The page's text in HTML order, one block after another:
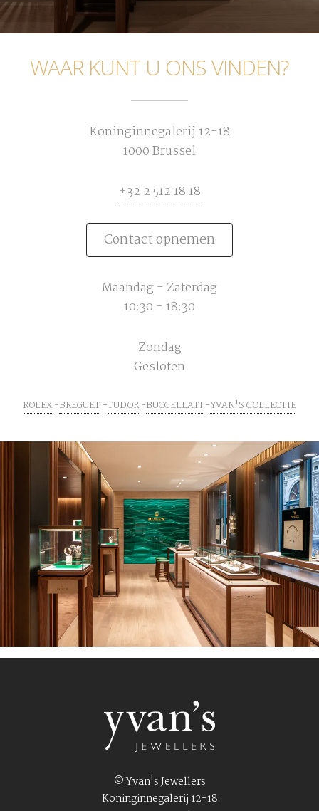
WAAR KUNT U ONS VINDEN?
Koninginnegalerij 12-18
1000 Brussel
+32 2 512 18 18
Contact opnemen
Maandag - Zaterdag
10:30 - 18:30
Zondag
Gesloten
ROLEX BREGUET TUDOR BUCCELLATI YVAN'S COLLECTIE
© Yvan's Jewellers
Koninginnegalerij 12-18